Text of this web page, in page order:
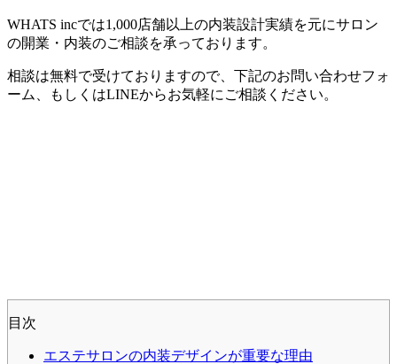
WHATS incでは1,000店舗以上の内装設計実績を元にサロン
の開業・内装のご相談を承っております。
相談は無料で受けておりますので、下記のお問い合わせフォ
ーム、もしくはLINEからお気軽にご相談ください。
目次
エステサロンの内装デザインが重要な理由